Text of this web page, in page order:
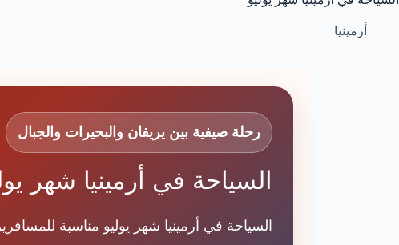
أرمينيا
رحلة صيفية بين يريفان والبحيرات والجبال
السياحة في أرمينيا شهر
السياحة في أرمينيا شهر يوليو مناسبة